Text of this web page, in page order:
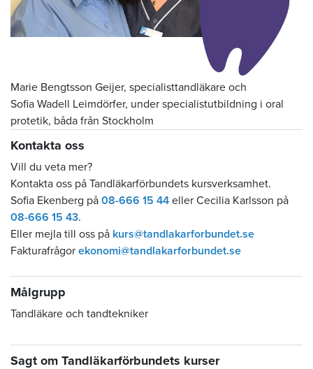
Marie Bengtsson Geijer, specialisttandläkare och
Sofia Wadell Leimdörfer, under specialistutbildning i oral
protetik, båda från Stockholm
Kontakta oss
Vill du veta mer?
Kontakta oss på Tandläkarförbundets kursverksamhet.
Sofia Ekenberg på 08-666 15 44 eller Cecilia Karlsson på
08-666 15 43.
Eller mejla till oss på kurs@tandlakarforbundet.se
Fakturafrågor ekonomi@tandlakarforbundet.se
Målgrupp
Tandläkare och tandtekniker
Sagt om Tandläkarförbundets kurser